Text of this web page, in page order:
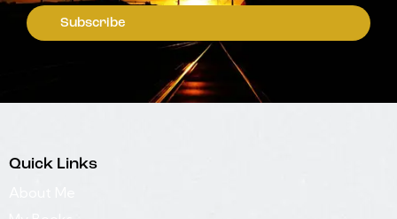
Subscribe
Quick Links